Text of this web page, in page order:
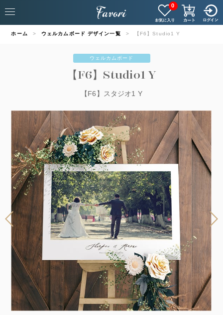
0
ホーム ウェルカムボード デザイン一覧 【F6】Studio1 Y
ウェルカムボード
【F6】Studio1 Y
【F6】スタジオ1 Y